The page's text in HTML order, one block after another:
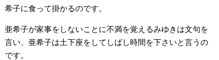
希子に食って掛かるのです。
亜希子が家事をしないことに不満を覚えるみゆきは文句を
言い、亜希子は土下座をしてしばし時間を下さいと言うの
です。